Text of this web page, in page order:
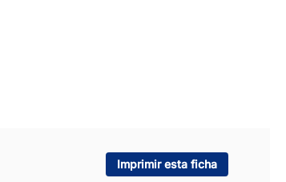
Imprimir esta ficha